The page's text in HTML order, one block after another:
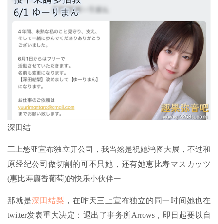
深田结
三上悠亚宣布独立开公司，我当然是祝她鸿图大展，不过和
原经纪公司做切割的可不只她，还有她恵比寿マスカッツ
(惠比寿麝香葡萄)的快乐小伙伴ー
那就是深田结梨 ，在昨天三上宣布独立的同一时间她也在
twitter发表重大决定：退出了事务所Arrows，即日起要以自